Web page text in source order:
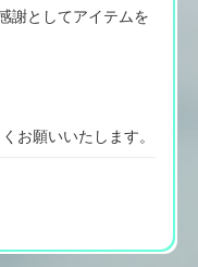
謝としてアイテムを
お願いいたします。